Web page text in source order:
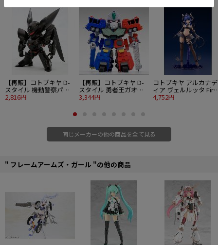
■商品詳細
・「フレームアームズ・ガール 迅雷 Indigo Ver.」の本体に「ガバナー イグナイ
ト・スパルタン」の武装をセットし、成型色を刷新したキットになります。
・「ヘキサホワイト」「ヘキサバイオレット」「ヘキサフレームガンメタル」
等、『ヘキサギア』シリーズおなじみのカラーを使用し、新たな『フレームア
ームズ・ガール』のカラーリングを構築しました。
・髪の毛パーツは「髪飾り付きポニーテール」「ロングポニーテール」「ショ
ートカット」の3種の髪型が楽しめます。
・4種類のタンポ印刷済みの顔パーツ「通常顔（正面目線）」「通常顔（右目
線）」「通常顔（左目線）」「叫び顔（正面目線）」が付属。
・特徴的な大型の槍「コロッサルランス」は中央部に折り畳みギミックを備え
ているほか、根元部分の伸縮ギミックでパイルバンカーのような演出で遊ぶこ
・「ラウンドシールド」は持ち手部分を使用して、迅雷に持たせることができ
・背部の「ユニバーサルアーム」は片側8か所が可動することで、様々な表情付
ジョイント「ヘキサグラムシステム」で『ヘキサギア』シリーズの商品に接続
・本体は腰関節のスイング可動、股関節のスライド可動を併用させることで、
・PVC製の手首が左右それぞれ5種付属。手首は関節を含め、既存の『フレーム
アームズ・ガール』シリーズの手首と組み換えが可能です。
・瞳やマーキングなどの水転写デカールが付属。
・各部の3mm穴で既存M.S.Gシリーズ、フレームアームズシリーズの武装の使
用が可能。
【再販】コトブキヤ D-
スタイル 機動警察パト
レイバー TYPE-J9 グリ
2,816円
【再販】コトブキヤ D-
スタイル 勇者王ガオガ
イガー 超竜神
3,344円
コトブキヤ アルカナデ
ィア ヴェルルッタ
Engage Ver.〈ファース
4,752円
同じメーカーの他の商品を全て見る
" フレームアームズ・ガール "の他の商品